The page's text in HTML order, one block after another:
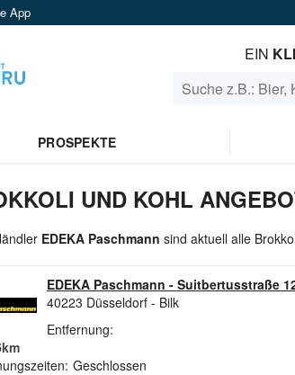
App
EIN
PROSPEKTE
UND KOHL
EDEKA Paschmann sind aktuell alle
EDEKA Paschmann - Suitbertusstraße
40223 Düsseldorf - Bilk
Entfernung:
km
Geschlossen